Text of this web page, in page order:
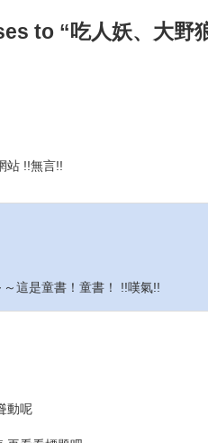
to “吃人妖、大野
站 !!無言!!
這是童書！童書！ !!嘆氣!!
動呢